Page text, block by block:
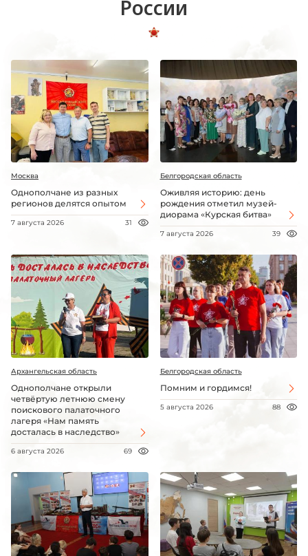
России
Москва
Однополчане из разных
регионов делятся опытом
7 августа 2026 31
Белгородская область
Оживляя историю: день
рождения отметил музей-
диорама «Курская битва»
7 августа 2026 39
Архангельская область
Однополчане открыли
четвёртую летнюю смену
поискового палаточного
лагеря «Нам память
досталась в наследство»
6 августа 2026 69
Белгородская область
Помним и гордимся!
5 августа 2026 88